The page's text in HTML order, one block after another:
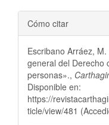
Cómo citar
Escribano Arráez,
general del Derecho
personas».,
Disponible en:
https://
ticle/view/481